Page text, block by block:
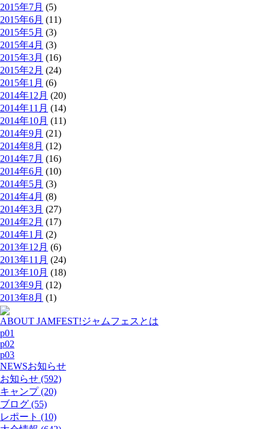
2015年7月 (5)
2015年6月 (11)
2015年5月 (3)
2015年4月 (3)
2015年3月 (16)
2015年2月 (24)
2015年1月 (6)
2014年12月 (20)
2014年11月 (14)
2014年10月 (11)
2014年9月 (21)
2014年8月 (12)
2014年7月 (16)
2014年6月 (10)
2014年5月 (3)
2014年4月 (8)
2014年3月 (27)
2014年2月 (17)
2014年1月 (2)
2013年12月 (6)
2013年11月 (24)
2013年10月 (18)
2013年9月 (12)
2013年8月 (1)
ABOUT JAMFEST!ジャムフェスとは
p01
p02
p03
NEWSお知らせ
お知らせ (592)
キャンプ (20)
ブログ (55)
レポート (10)